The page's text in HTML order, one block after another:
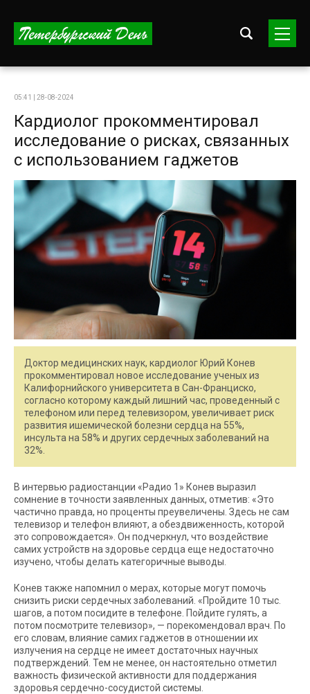
05:41 | 28-08-2024
Кардиолог прокомментировал
исследование о рисках, связанных
с использованием гаджетов
Доктор медицинских наук, кардиолог Юрий Конев
прокомментировал новое исследование ученых из
Калифорнийского университета в Сан-Франциско,
согласно которому каждый лишний час, проведенный с
телефоном или перед телевизором, увеличивает риск
развития ишемической болезни сердца на 55%,
инсульта на 58% и других сердечных заболеваний на
32%.
В интервью радиостанции «Радио 1» Конев выразил
сомнение в точности заявленных данных, отметив: «Это
частично правда, но проценты преувеличены. Здесь не сам
телевизор и телефон влияют, а обездвиженность, которой
это сопровождается». Он подчеркнул, что воздействие
самих устройств на здоровье сердца еще недостаточно
изучено, чтобы делать категоричные выводы.
Конев также напомнил о мерах, которые могут помочь
снизить риски сердечных заболеваний. «Пройдите 10 тыс.
шагов, а потом посидите в телефоне. Пойдите гулять, а
потом посмотрите телевизор», — порекомендовал врач. По
его словам, влияние самих гаджетов в отношении их
излучения на сердце не имеет достаточных научных
подтверждений. Тем не менее, он настоятельно отметил
важность физической активности для поддержания
здоровья сердечно-сосудистой системы.